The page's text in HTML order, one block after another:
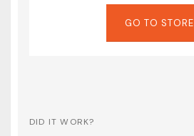
GO TO STORE
DID IT WORK?